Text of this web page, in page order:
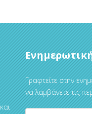
Γραφτείτε στην
να λαμβάνετε τις